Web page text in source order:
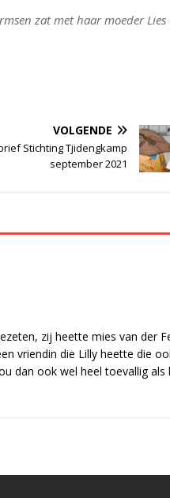
zat met haar moeder Lies
VOLGENDE
Stichting Tjidengkamp
september 2021
zij heette mies van der
vriendin die Lilly heette die
dan ook wel heel toevallig als